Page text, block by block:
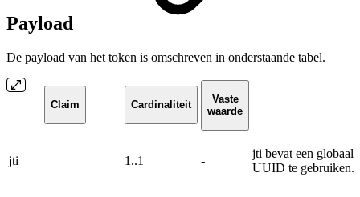
Payload
De payload van het token is omschreven in onderstaande tabel.
Claim Cardinaliteit
Vaste
waarde
jti 1..1 -
jti bevat een globaal
UUID te gebruiken.